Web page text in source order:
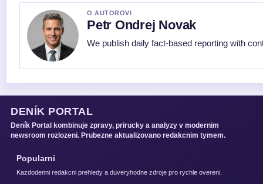
O AUTOROVI
Petr Ondrej Novak
We publish daily fact-based reporting with
DENÍK PORTAL
Deník Portal kombinuje zpravy, prirucky a analyzy v modernim
newsroom rozlozeni. Prubezne aktualizovano redakcnim tymem.
Popularni
Kazdodenni redakcni prehledy a duveryhodne zdroje pro rychle overeni.